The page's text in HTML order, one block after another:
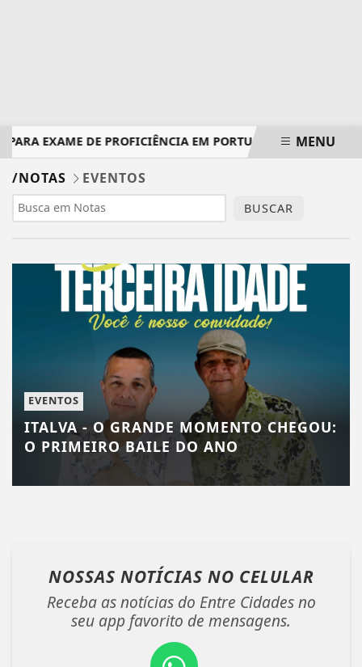
PARA EXAME DE PROFICIÊNCIA EM PORTUGUÊS TERMINAM
EM ALTA
MENU
/NOTAS EVENTOS
BUSCAR
EVENTOS
ITALVA - O GRANDE MOMENTO CHEGOU:
O PRIMEIRO BAILE DO ANO
NOSSAS NOTÍCIAS NO CELULAR
Receba as notícias do Entre Cidades no
seu app favorito de mensagens.